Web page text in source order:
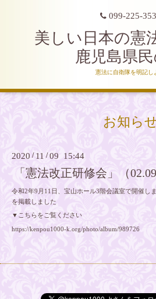
099-225-
美しい日本の憲
鹿児島県
憲法に自衛隊を明記し
お知ら
2020 / 11 /09 15:44
「憲法改正研修会」（
令和2年9月11日、宝山ホール3階会議室で開催し
を掲載しました
▼こちらをご覧ください
https://kenpou1000-k.org/photo/album/989726